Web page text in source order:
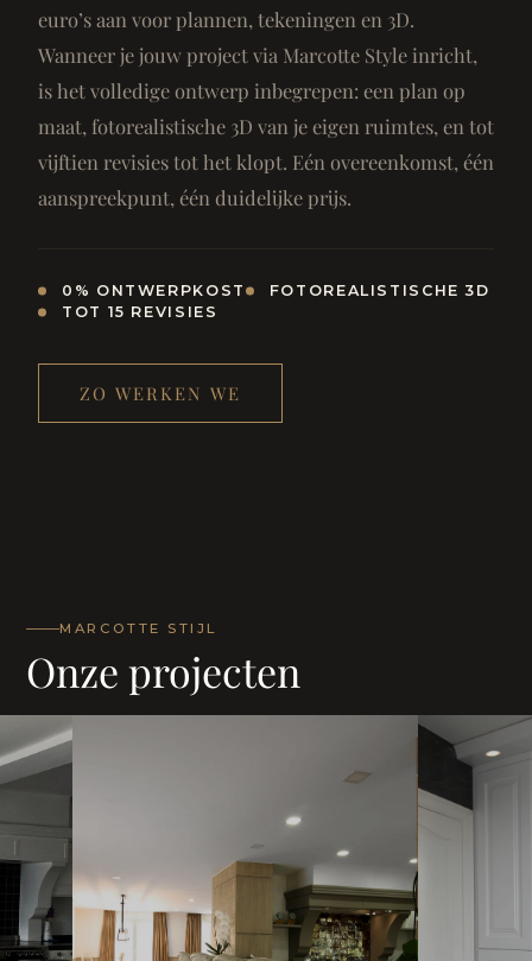
euro’s aan voor plannen, tekeningen en 3D.
Wanneer je jouw project via Marcotte Style inricht,
is het volledige ontwerp inbegrepen: een plan op
maat, fotorealistische 3D van je eigen ruimtes, en tot
vijftien revisies tot het klopt. Eén overeenkomst, één
aanspreekpunt, één duidelijke prijs.
0% ONTWERPKOST
FOTOREALISTISCHE 3D
TOT 15 REVISIES
ZO WERKEN WE
MARCOTTE STIJL
Onze projecten